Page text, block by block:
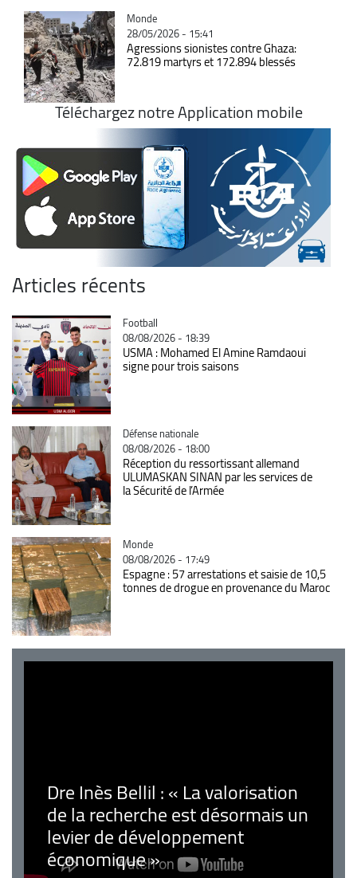
Catégorie
Monde
28/05/2026 - 15:41
Agressions sionistes contre Ghaza:
72.819 martyrs et 172.894 blessés
Téléchargez notre Application mobile
Articles récents
Catégorie
Football
08/08/2026 - 18:39
USMA : Mohamed El Amine Ramdaoui
signe pour trois saisons
Catégorie
Défense nationale
08/08/2026 - 18:00
Réception du ressortissant allemand
ULUMASKAN SINAN par les services de
la Sécurité de l’Armée
Catégorie
Monde
08/08/2026 - 17:49
Espagne : 57 arrestations et saisie de 10,5
tonnes de drogue en provenance du Maroc
Dre Inès Bellil : « La valorisation
de la recherche est désormais un
levier de développement
économique »